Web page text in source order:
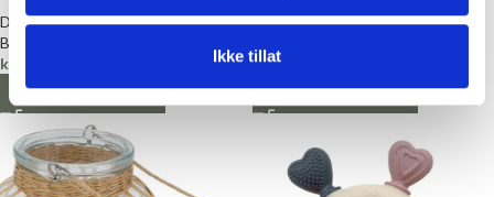
Ikke tillat
Dekorasjon
BørsCompagniet
kr
LEGG I HANDLEKURV
Dekorasjon
kr129,00
LEGG I HANDLEKURV